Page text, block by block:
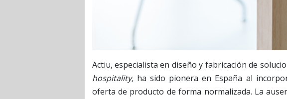
Actiu, especialista en diseño y fabricación de
hospitality,ha sido pionera en España al
oferta de producto de forma normalizada. La